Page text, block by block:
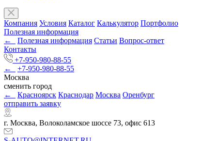
Компания Условия Каталог Калькулятор Портфолио
Полезная информация
←
Полезная информация Статьи Вопрос-ответ
Контакты
+7-950-980-88-55
←
+7-950-980-88-55
Москва
сменить город
←
Красноярск Краснодар Москва Оренбург
отправить заявку
г. Москва, Волоколамское шоссе 73, офис 613